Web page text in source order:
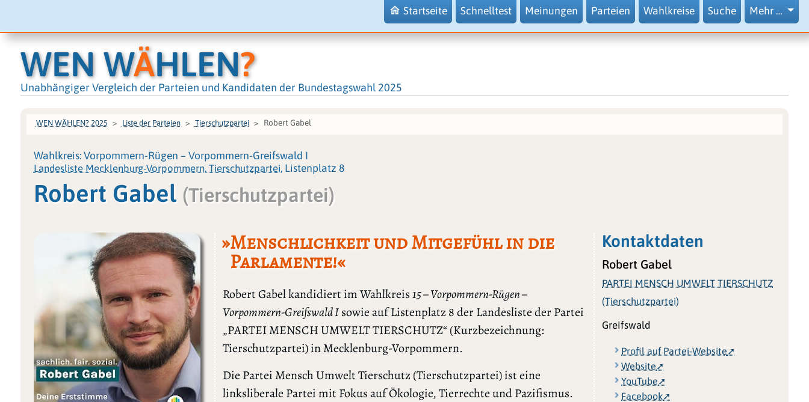
Startseite Schnelltest Meinungen Parteien Wahlkreise Suche Mehr …
WEN WÄHLEN?
Unabhängiger Vergleich der Parteien und Kandidaten der Bundestagswahl 2025
WEN WÄHLEN? 2025 Liste der Parteien Tierschutzpartei Robert Gabel
Wahlkreis: Vorpommern-Rügen – Vorpommern-Greifswald I
Landesliste Mecklenburg-Vorpommern, Tierschutzpartei, Listenplatz 8
Robert Gabel (Tierschutzpartei)
»Menschlichkeit und Mitgefühl in die
Parlamente!«
Robert Gabel kandidiert im Wahlkreis15 – Vorpommern-Rügen –
Vorpommern-Greifswald Isowie auf Listenplatz 8 der Landesliste der Partei
„PARTEI MENSCH UMWELT TIERSCHUTZ“ (Kurzbezeichnung:
Tierschutzpartei) in Mecklenburg-Vorpommern.
Die Partei Mensch Umwelt Tierschutz (Tierschutzpartei) ist eine
linksliberale Partei mit Fokus auf Ökologie, Tierrechte und Pazifismus.
Kontaktdaten
Robert Gabel
PARTEI MENSCH UMWELT TIERSCHUTZ
(Tierschutzpartei)
Greifswald
Profil auf Partei-Website
Website
YouTube
Facebook